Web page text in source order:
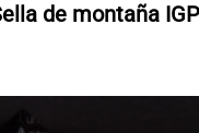
de montaña IGP